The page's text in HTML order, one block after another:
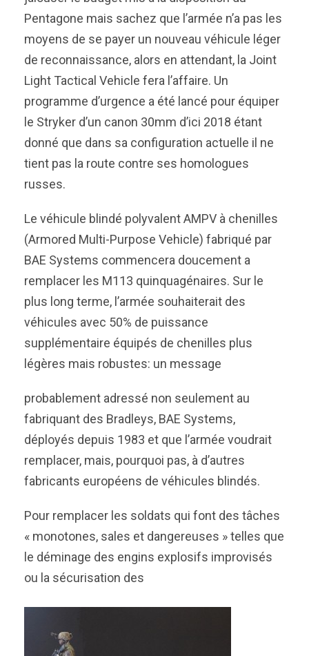
Pentagone mais sachez que l’armée n’a pas les
moyens de se payer un nouveau véhicule léger
de reconnaissance, alors en attendant, la Joint
Light Tactical Vehicle fera l’affaire. Un
programme d’urgence a été lancé pour équiper
le Stryker d’un canon 30mm d’ici 2018 étant
donné que dans sa configuration actuelle il ne
tient pas la route contre ses homologues
russes.
Le véhicule blindé polyvalent AMPV à chenilles
(Armored Multi-Purpose Vehicle) fabriqué par
BAE Systems commencera doucement a
remplacer les M113 quinquagénaires. Sur le
plus long terme, l’armée souhaiterait des
véhicules avec 50% de puissance
supplémentaire équipés de chenilles plus
légères mais robustes: un message
probablement adressé non seulement au
fabriquant des Bradleys, BAE Systems,
déployés depuis 1983 et que l’armée voudrait
remplacer, mais, pourquoi pas, à d’autres
fabricants européens de véhicules blindés.
Pour remplacer les soldats qui font des tâches
« monotones, sales et dangereuses » telles que
le déminage des engins explosifs improvisés
ou la sécurisation des